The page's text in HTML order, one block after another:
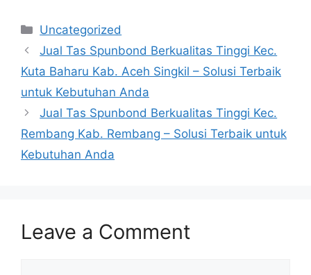
Categories
Uncategorized
Jual Tas Spunbond Berkualitas Tinggi Kec.
Kuta Baharu Kab. Aceh Singkil – Solusi Terbaik
untuk Kebutuhan Anda
Jual Tas Spunbond Berkualitas Tinggi Kec.
Rembang Kab. Rembang – Solusi Terbaik untuk
Kebutuhan Anda
Leave a Comment